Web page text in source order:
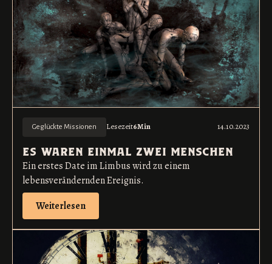
Geglückte Missionen Lesezeit6Min 14.10.2023
es waren einmal zwei menschen
Ein erstes Date im Limbus wird zu einem
lebensverändernden Ereignis.
Weiterlesen